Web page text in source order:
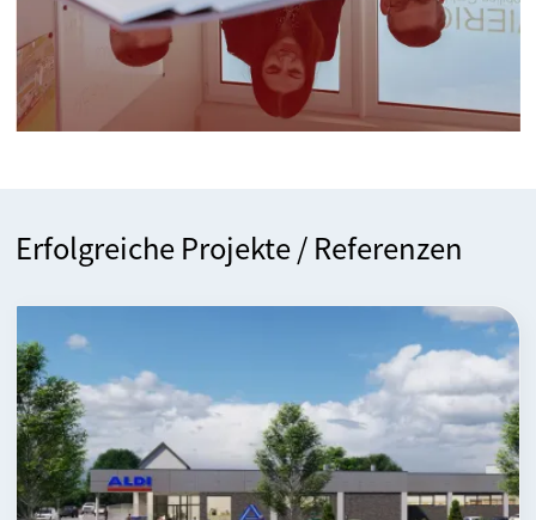
Erfolgreiche Projekte / Referenzen